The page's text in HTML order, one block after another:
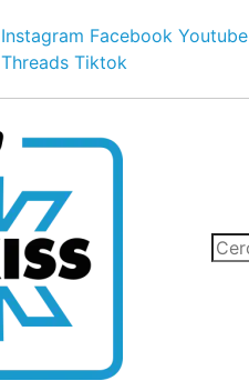
Instagram Facebook Youtube
Threads Tiktok